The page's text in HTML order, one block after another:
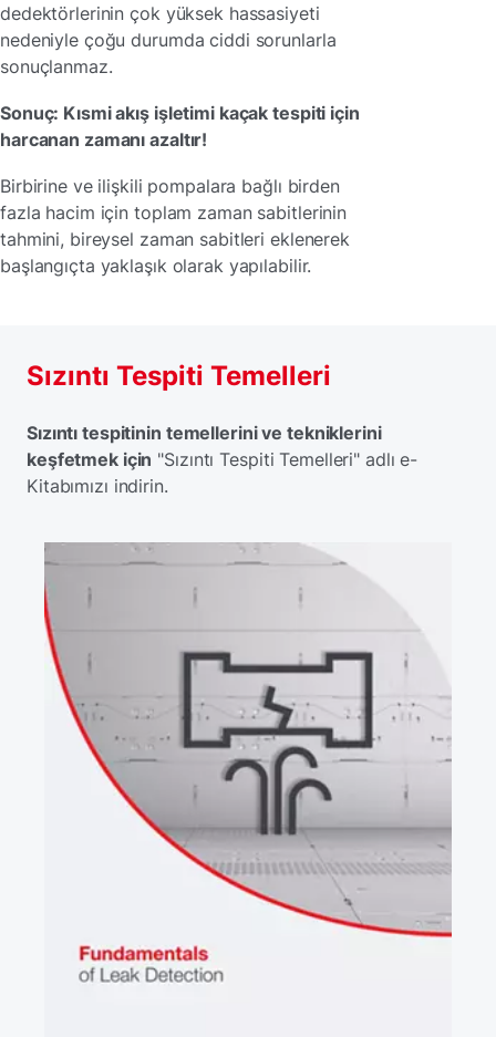
dedektörlerinin çok yüksek hassasiyeti
nedeniyle çoğu durumda ciddi sorunlarla
sonuçlanmaz.
Sonuç: Kısmi akış işletimi kaçak tespiti için
harcanan zamanı azaltır!
Birbirine ve ilişkili pompalara bağlı birden
fazla hacim için toplam zaman sabitlerinin
tahmini, bireysel zaman sabitleri eklenerek
başlangıçta yaklaşık olarak yapılabilir.
Sızıntı Tespiti Temelleri
Sızıntı tespitinin temellerini ve tekniklerini
keşfetmek için "Sızıntı Tespiti Temelleri" adlı e-
Kitabımızı indirin.